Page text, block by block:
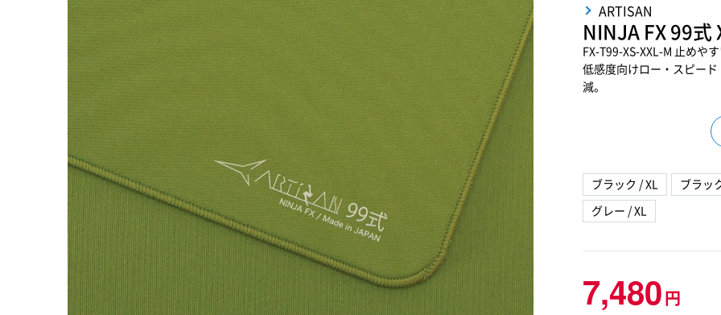
ARTISAN
NINJA FX 99式
FX-T99-XS-XXL-M 止めや
低感度向けロー・スピー
減。
ブラック / XL ブラッ
グレー / XL
7,480円